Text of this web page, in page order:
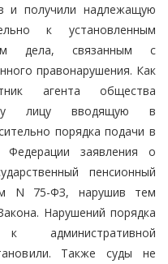
и получили надлежащую
к установленным
дела, связанным с
правонарушения. Как
агента общества
лицу вводящую в
порядка подачи в
Федерации заявления о
пенсионный
N 75-ФЗ, нарушив тем
Нарушений порядка
административной
Также суды не